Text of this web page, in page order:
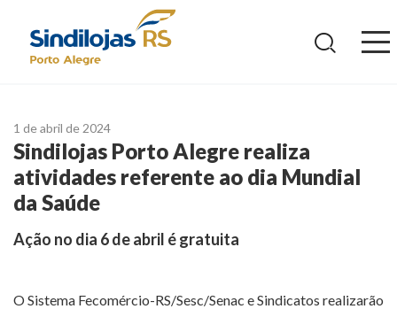
1 de abril de 2024
Sindilojas Porto Alegre realiza
atividades referente ao dia Mundial
da Saúde
Ação no dia 6 de abril é gratuita
O Sistema Fecomércio-RS/Sesc/Senac e Sindicatos realizarão